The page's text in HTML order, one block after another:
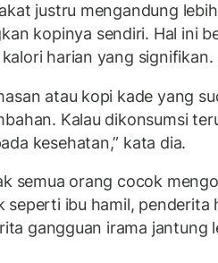
justru mengandung
kopinya sendiri. Hal ini
harian yang signifikan.
atau kopi kade yang
Kalau dikonsumsi
kesehatan,” kata dia.
semua orang cocok
seperti ibu hamil, penderita
gangguan irama jantung